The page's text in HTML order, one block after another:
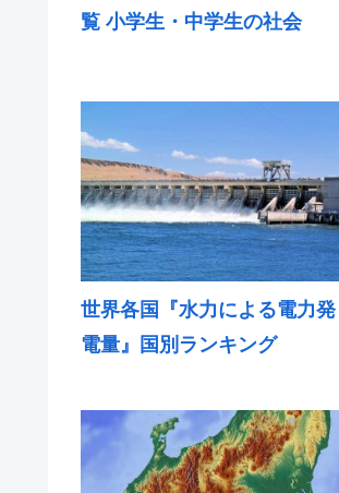
覧 小学生・中学生の社会
世界各国『水力による電力発
電量』国別ランキング